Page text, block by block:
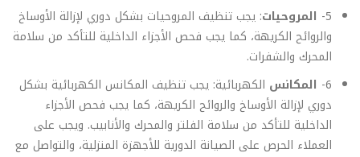
5- المروحيات: يجب تنظيف المروحيات بشكل دوري لإزالة الأوساخ
والروائح الكريهة، كما يجب فحص الأجزاء الداخلية للتأكد من سلامة
المحرك والشفرات.
6- المكانس الكهربائية: يجب تنظيف المكانس الكهربائية بشكل
دوري لإزالة الأوساخ والروائح الكريهة، كما يجب فحص الأجزاء
الداخلية للتأكد من سلامة الفلتر والمحرك والأنابيب. ويجب على
العملاء الحرص على الصيانة الدورية للأجهزة المنزلية، والتواصل مع